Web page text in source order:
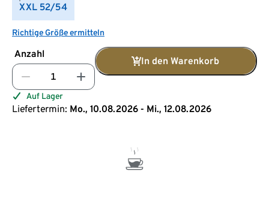
XXL 52/54
Richtige Größe ermitteln
Anzahl
In den Warenkorb
Auf Lager
Liefertermin: Mo., 10.08.2026 - Mi., 12.08.2026